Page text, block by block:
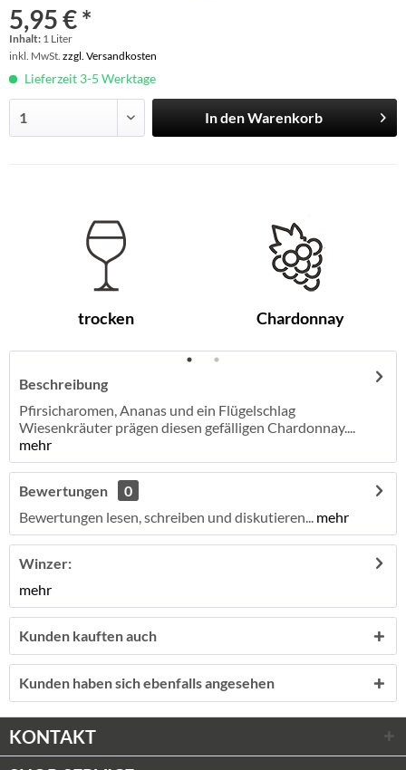
5,95 € *
Inhalt: 1 Liter
inkl. MwSt. zzgl. Versandkosten
Lieferzeit 3-5 Werktage
In denWarenkorb
trocken Chardonnay
Beschreibung
Pfirsicharomen, Ananas und ein Flügelschlag
Wiesenkräuter prägen diesen gefälligen Chardonnay....
mehr
Bewertungen
0
Bewertungen lesen, schreiben und diskutieren... mehr
Winzer:
mehr
Kunden kauften auch
Kunden haben sich ebenfalls angesehen
KONTAKT